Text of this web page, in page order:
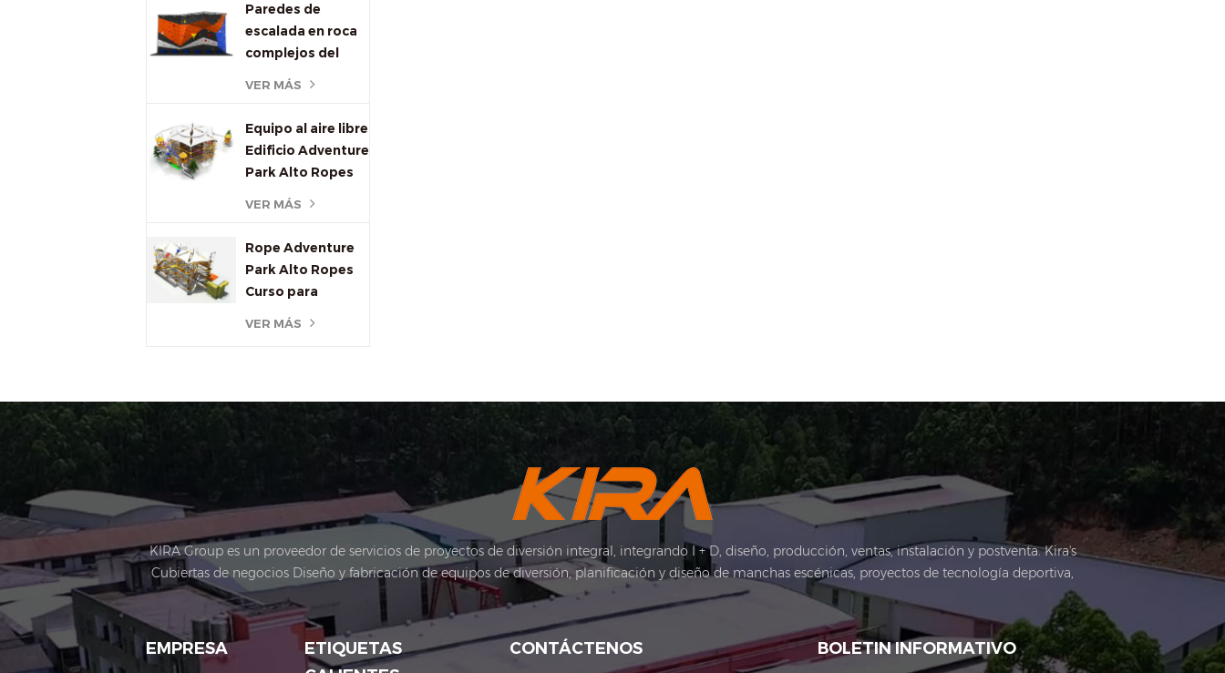
Paredes de
escalada en roca
complejos del
parque deportivo
adultos
VER MÁS
Equipo al aire libre
Edificio Adventure
Park Alto Ropes
VER MÁS
Rope Adventure
Park Alto Ropes
Curso para
exterior
VER MÁS
KIRA Group es un proveedor de servicios de proyectos de diversión integral, integrando I + D, diseño, producción, ventas, instalación y postventa. Kira's
Cubiertas de negocios Diseño y fabricación de equipos de diversión, planificación y diseño de manchas escénicas, proyectos de tecnología deportiva,
operaciones de tours de noche escénica, esculturas creación de arte, etc. Nosotros Tener una serie de calificaciones de certificación, como empresas
de alta tecnología, implementación estándar Empresas, importador & Derechos de exportación y patentes nacionales. Es Una empresa bien conocida
que afecta el desarrollo del turismo cultural Industria. Kira's Fábrica fue establecida en 2015 y ubicado en Huadu Distrito de la ciudad de Guangzhou,
cubriendo un área de 11.000 metros. La fábrica posee sus edificios de oficinas, talleres de producción, salas de exposiciones, estacionamientos,
EMPRESA
ETIQUETAS
CONTÁCTENOS BOLETIN INFORMATIVO